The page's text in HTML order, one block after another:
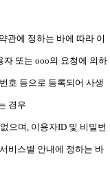
관에 정하는 바에 따라 이
또는 ooo의 요청에 의하
호 등으로 등록되어 사생
경우
으며, 이용자ID 및 비밀번
비스별 안내에 정하는 바